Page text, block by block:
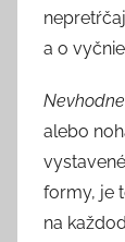
a o
alebo
formy, je
na